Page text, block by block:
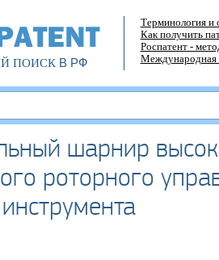
ПОИСКВ РФ
Терминология и
Как получить
Роспатент -
Международная
шарнир
роторного